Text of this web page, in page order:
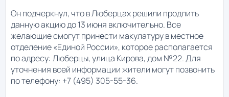
Он подчеркнул, что в Люберцах решили продлить
данную акцию до 13 июня включительно. Все
желающие смогут принести макулатуру в местное
отделение «Единой России», которое располагается
по адресу: Люберцы, улица Кирова, дом №22. Для
уточнения всей информации жители могут позвонить
по телефону: +7 (495) 305-55-36.